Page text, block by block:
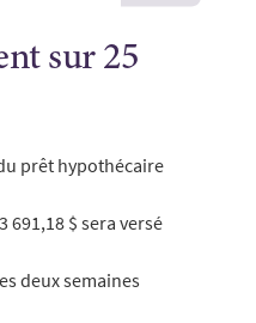
sur 25
prêt hypothécaire
691,18 $ sera versé
deux semaines